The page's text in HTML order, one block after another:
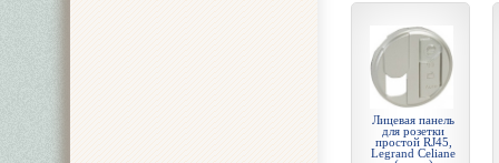
Лицевая панель
для розетки
простой RJ45,
Legrand Celiane